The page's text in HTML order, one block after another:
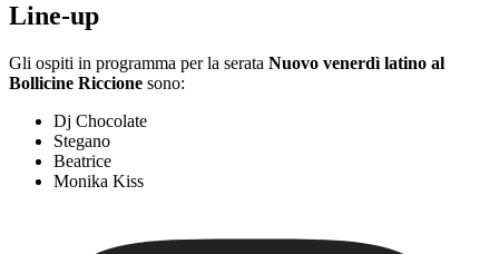
Line-up
Gli ospiti in programma per la serata Nuovo venerdì latino al
Bollicine Riccione sono:
Dj Chocolate
Stegano
Beatrice
Monika Kiss